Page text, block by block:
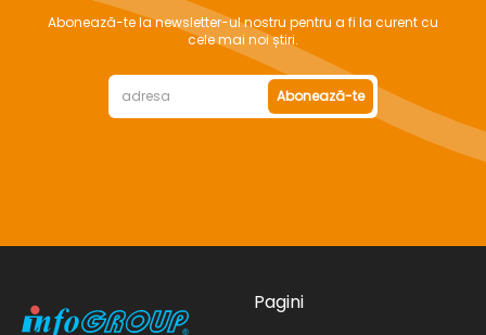
Abonează-te la newsletter-ul nostru pentru a fi la curent cu
cele mai noi știri.
Abonează-te
Pagini